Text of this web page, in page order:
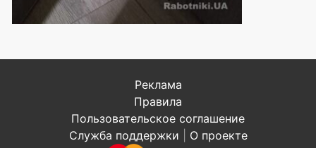
Реклама
Правила
Пользовательское соглашение
Служба поддержки
О проекте